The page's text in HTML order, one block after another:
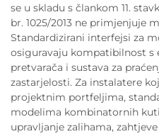
se u skladu s člankom 11.
br. 1025/2013 ne primjenjuje
Standardizirani interfejsi za
osiguravaju kompatibilnost
pretvarača i sustava za
zastarjelosti. Za instalatere
projektnim portfeljima,
modelima kombinatornih
upravljanje zalihama,